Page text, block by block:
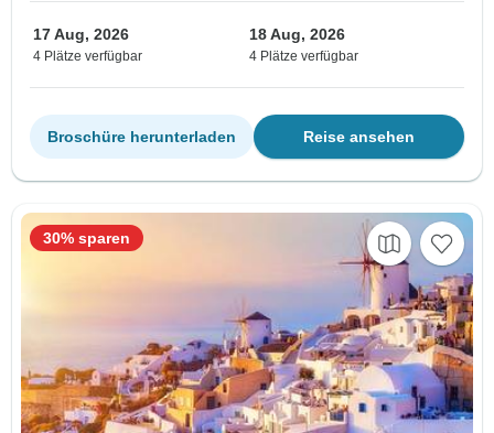
17 Aug, 2026
4 Plätze verfügbar
18 Aug, 2026
4 Plätze verfügbar
Reise ansehen
Broschüre herunterladen
30% sparen